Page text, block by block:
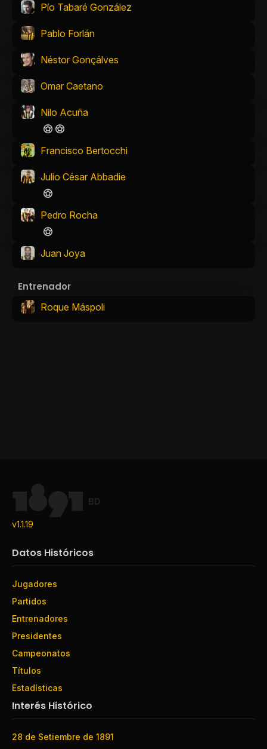
Pío Tabaré González
Pablo Forlán
Néstor Gonçálves
Omar Caetano
Nilo Acuña
Francisco Bertocchi
Julio César Abbadie
Pedro Rocha
Juan Joya
Entrenador
Roque Máspoli
BD
v1.1.19
Datos Históricos
Jugadores
Partidos
Entrenadores
Presidentes
Campeonatos
Títulos
Estadísticas
Interés Histórico
28 de Setiembre de 1891